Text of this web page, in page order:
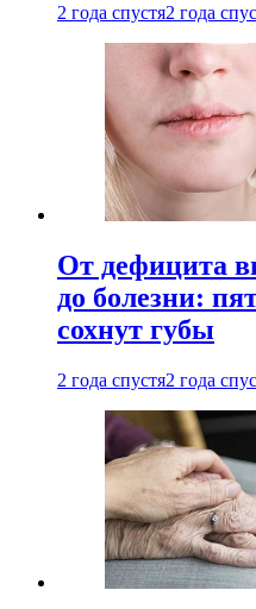
2 года спустя2 года
От дефицита
до болезни:
сохнут губы
2 года спустя2 года